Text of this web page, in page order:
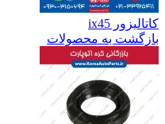
کاتالیزور ix45
بازگشت به محصولات